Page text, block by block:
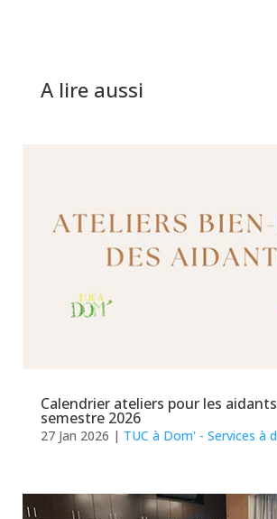
A lire aussi
Calendrier ateliers pour les
semestre 2026
27 Jan 2026 | TUC à Dom' - Services à